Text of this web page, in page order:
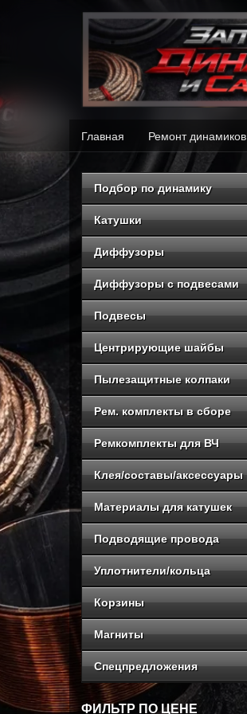
Главная Ремонт динамиков
Подбор по динамику
Катушки
Диффузоры
Диффузоры с подвесами
Подвесы
Центрирующие шайбы
Пылезащитные колпаки
Рем. комплекты в сборе
Ремкомплекты для ВЧ
Клея/составы/аксессуары
Материалы для катушек
Подводящие провода
Уплотнители/кольца
Корзины
Магниты
Спецпредложения
ФИЛЬТР ПО ЦЕНЕ